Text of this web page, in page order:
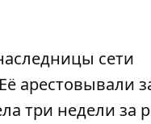
сети
арестовывали
три недели за